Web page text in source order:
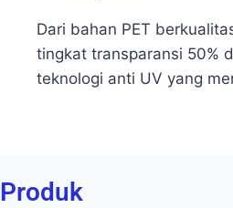
Dari bahan PET
tingkat transparansi 50%
teknologi anti UV yang
Produk